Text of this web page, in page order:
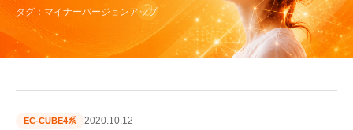
タグ：マイナーバージョンアップ
EC-CUBE4系 2020.10.12